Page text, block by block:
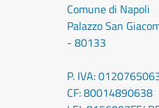
Comune di Napoli
Palazzo San
- 80133
P. IVA:
CF: 80014890638